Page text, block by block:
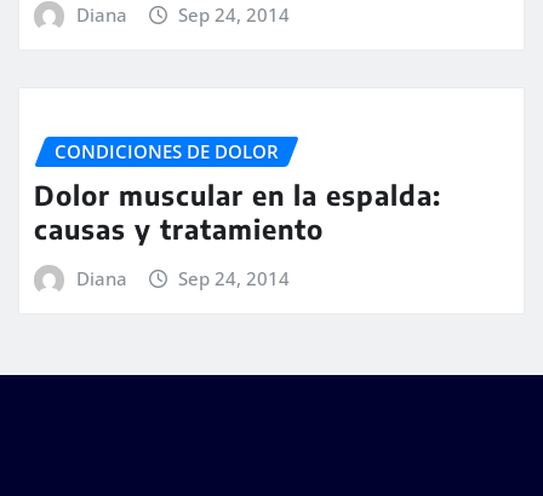
Diana Sep 24, 2014
CONDICIONES DE DOLOR
Dolor muscular en la espalda:
causas y tratamiento
Diana Sep 24, 2014